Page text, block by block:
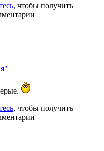
, чтобы получить
, чтобы получить